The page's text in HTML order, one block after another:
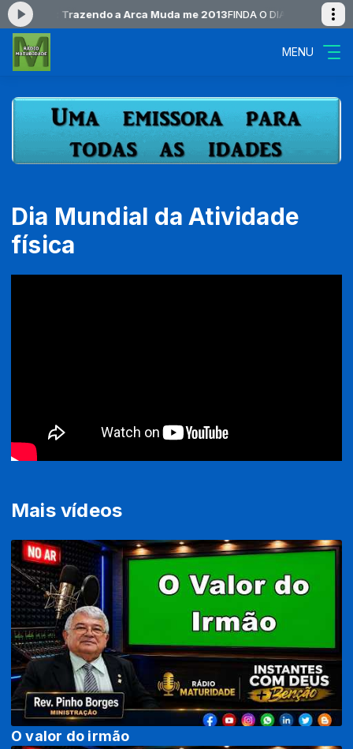
agora: Trazendo a Arca Muda me 2013FINDA O DIA das 22:00 às
MENU
Dia Mundial da Atividade
física
Mais vídeos
O valor do irmão